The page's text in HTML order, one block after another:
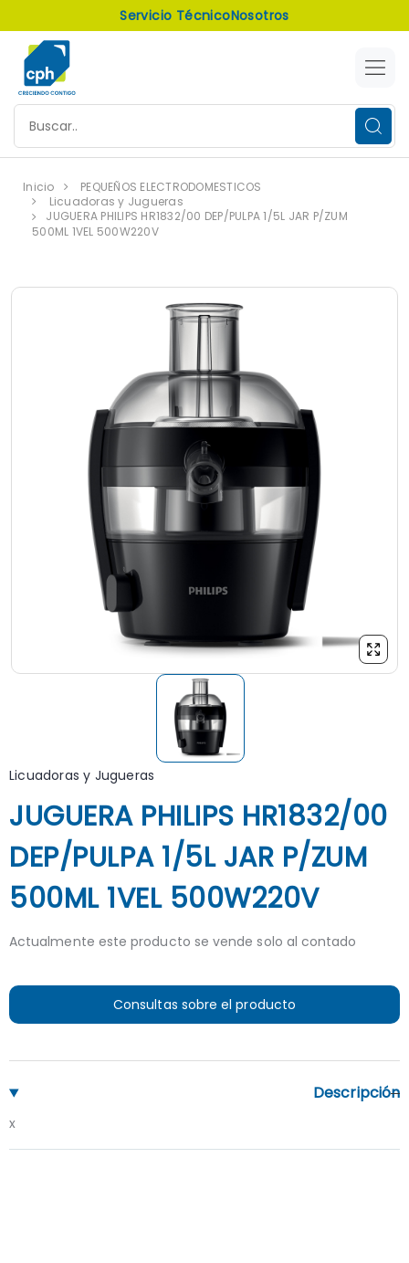
Servicio TécnicoNosotros
Inicio
PEQUEÑOS ELECTRODOMESTICOS
Licuadoras y Jugueras
JUGUERA PHILIPS HR1832/00 DEP/PULPA 1/5L JAR P/ZUM
500ML 1VEL 500W220V
Licuadoras y Jugueras
JUGUERA PHILIPS HR1832/00
DEP/PULPA 1/5L JAR P/ZUM
500ML 1VEL 500W220V
Actualmente este producto se vende solo al contado
Consultas sobre el producto
Descripción
x